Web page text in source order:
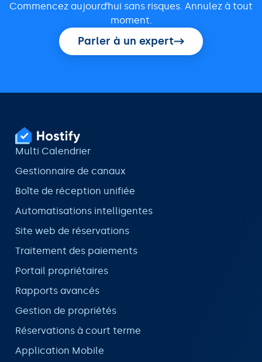
Commencez aujourd’hui sans risques. Annulez à tout
moment.
Parler à un expert
Multi Calendrier
Gestionnaire de canaux
Boîte de réception unifiée
Automatisations intelligentes
Site web de réservations
Traitement des paiements
Portail propriétaires
Rapports avancés
Gestion de propriétés
Réservations à court terme
Application Mobile